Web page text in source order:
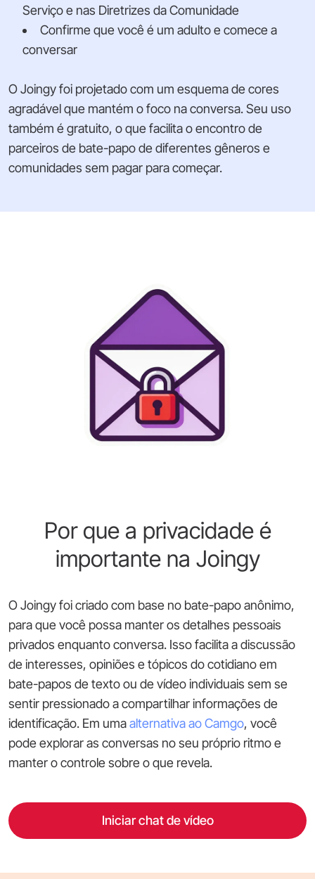
Serviço e nas Diretrizes da Comunidade
Confirme que você é um adulto e comece a
conversar
O Joingy foi projetado com um esquema de cores
agradável que mantém o foco na conversa. Seu uso
também é gratuito, o que facilita o encontro de
parceiros de bate-papo de diferentes gêneros e
comunidades sem pagar para começar.
Por que a privacidade é
importante na Joingy
O Joingy foi criado com base no bate-papo anônimo,
para que você possa manter os detalhes pessoais
privados enquanto conversa. Isso facilita a discussão
de interesses, opiniões e tópicos do cotidiano em
bate-papos de texto ou de vídeo individuais sem se
sentir pressionado a compartilhar informações de
identificação. Em umaalternativa ao Camgo, você
pode explorar as conversas no seu próprio ritmo e
manter o controle sobre o que revela.
Iniciar chat de vídeo